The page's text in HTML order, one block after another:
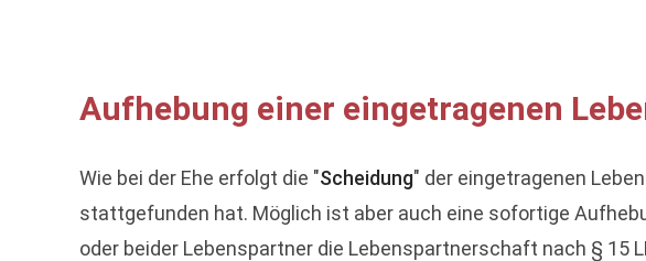
Aufhebung einer eingetragenen
Wie bei der Ehe erfolgt die "Scheidung" der eingetragenen
stattgefunden hat. Möglich ist aber auch eine sofortige
oder beider Lebenspartner die Lebenspartnerschaft nach § 15